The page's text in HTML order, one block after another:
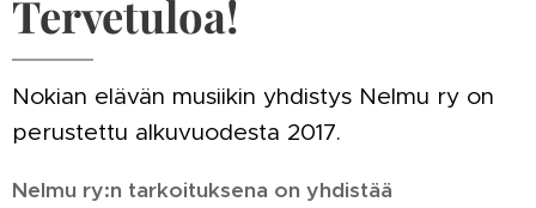
Tervetuloa!
Nokian elävän musiikin yhdistys Nelmu ry on
perustettu alkuvuodesta 2017.
Nelmu ry:n tarkoituksena on yhdistää